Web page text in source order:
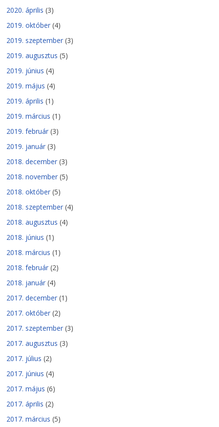
2020. április (3)
2019. október (4)
2019. szeptember (3)
2019. augusztus (5)
2019. június (4)
2019. május (4)
2019. április (1)
2019. március (1)
2019. február (3)
2019. január (3)
2018. december (3)
2018. november (5)
2018. október (5)
2018. szeptember (4)
2018. augusztus (4)
2018. június (1)
2018. március (1)
2018. február (2)
2018. január (4)
2017. december (1)
2017. október (2)
2017. szeptember (3)
2017. augusztus (3)
2017. július (2)
2017. június (4)
2017. május (6)
2017. április (2)
2017. március (5)